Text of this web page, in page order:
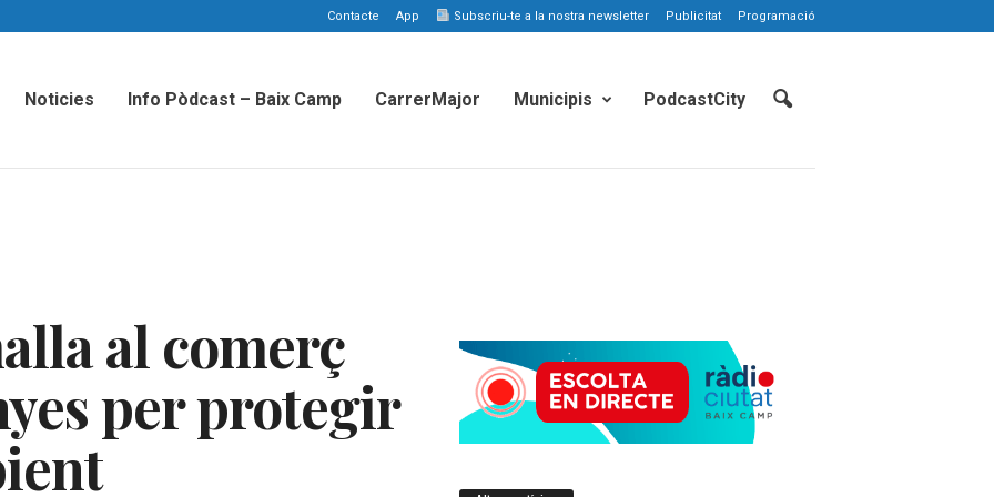
Contacte App Subscriu-te a la nostra newsletter Publicitat Programació
Noticies Info Pòdcast – Baix Camp CarrerMajor Municipis PodcastCity
al comerç
per protegir